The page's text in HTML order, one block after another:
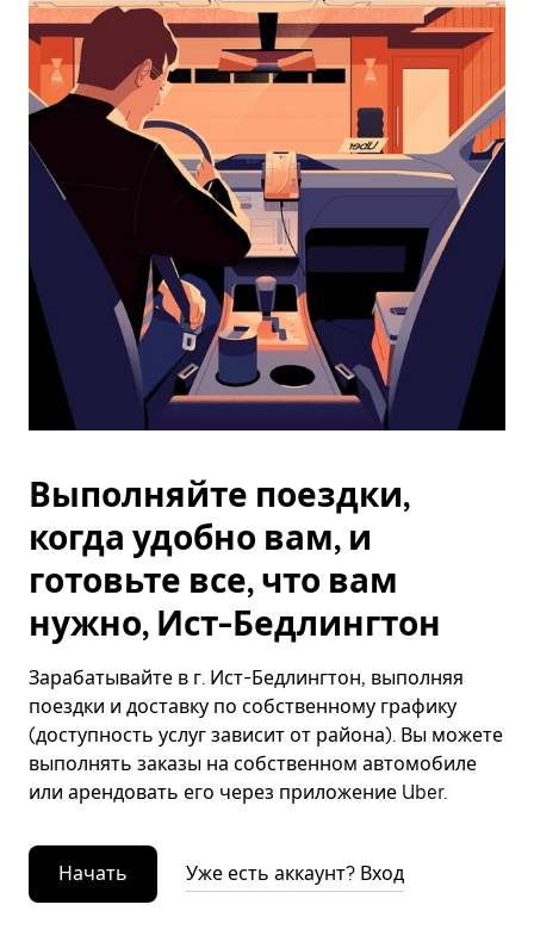
выбрать
дату.
Чтобы
закрыть
календарь,
нажмите
Esc.
Выполняйте поездки,
когда удобно вам, и
готовьте все, что вам
нужно, Ист-Бедлингтон
Зарабатывайте в г. Ист-Бедлингтон, выполняя
поездки и доставку по собственному графику
(доступность услуг зависит от района). Вы можете
выполнять заказы на собственном автомобиле
или арендовать его через приложение Uber.
Начать Уже есть аккаунт? Вход